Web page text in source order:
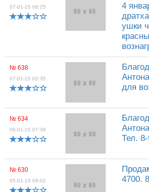
07-01-15 06:25
4
ушки
№ 638
07-01-15 02:35
для
№ 634
06-01-15 07:39
Тел.
№ 630
05-01-15 09:02
4700.